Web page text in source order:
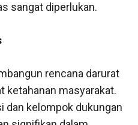
sangat diperlukan.
rencana darurat
ketahanan masyarakat.
dan kelompok dukungan